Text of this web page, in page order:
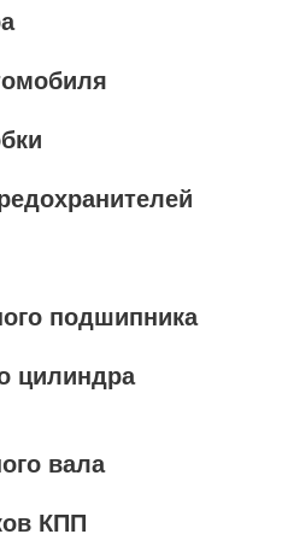
подшипника
цилиндра
вала
КПП